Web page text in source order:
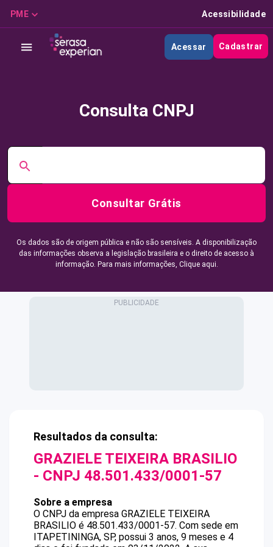
PME Acessibilidade
Acessar Cadastrar
Consulta CNPJ
Consultar Grátis
Os dados são de origem pública e não são sensíveis. A disponibilização
das informações observa a legislação brasileira e o direito de acesso à
informação. Para mais informações, Clique aqui.
Resultados da consulta:
GRAZIELE TEIXEIRA BRASILIO
- CNPJ 48.501.433/0001-57
Sobre a empresa
O CNPJ da empresa GRAZIELE TEIXEIRA
BRASILIO é 48.501.433/0001-57. Com sede em
ITAPETININGA, SP, possui 3 anos, 9 meses e 4